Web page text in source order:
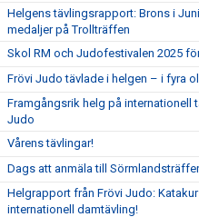
Helgens tävlingsrapport: Brons i
medaljer på Trollträffen
Skol RM och Judofestivalen 2025
Frövi Judo tävlade i helgen – i fyra
Framgångsrik helg på internationell
Judo
Vårens tävlingar!
Dags att anmäla till
Helgrapport från Frövi Judo:
internationell damtävling!